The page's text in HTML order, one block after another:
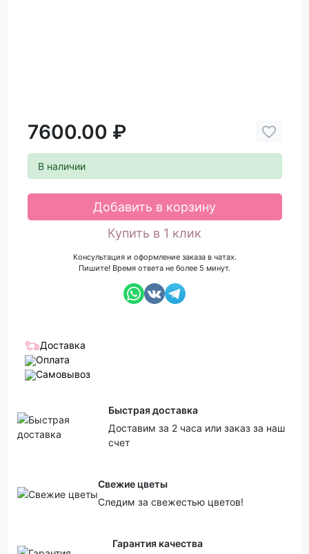
7600.00 ₽
В наличии
Добавить в корзину
Купить в 1 клик
Консультация и оформление заказа в чатах.
Пишите! Время ответа не более 5 минут.
Доставка
Оплата
Самовывоз
Быстрая доставка
Доставим за 2 часа или заказ за наш
счет
Свежие цветы
Следим за свежестью цветов!
Гарантия качества